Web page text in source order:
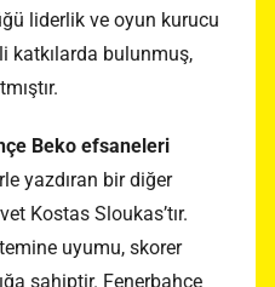
liderlik ve oyun kurucu
katkılarda bulunmuş,
Beko efsaneleri
yazdıran bir diğer
Kostas Sloukas’tır.
uyumu, skorer
sahiptir. Fenerbahçe